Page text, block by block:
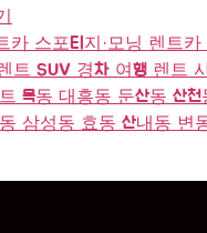
카 스포티지·모닝 렌트카
트 SUV 경차 여행 렌트
목동 대흥동 둔산동 산
삼성동 효동 산내동 변